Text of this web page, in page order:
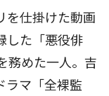
を仕掛けた動画
した「悪役俳
務めた一人。吉
ラマ「全裸監